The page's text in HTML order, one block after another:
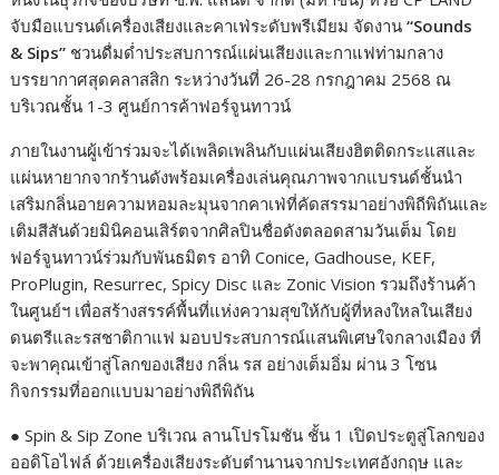
จับมือแบรนด์เครื่องเสียงและคาเฟ่ระดับพรีเมียม จัดงาน“Sounds
& Sips” ชวนดื่มด่ำประสบการณ์แผ่นเสียงและกาแฟท่ามกลาง
บรรยากาศสุดคลาสสิก ระหว่างวันที่ 26-28 กรกฎาคม 2568 ณ
บริเวณชั้น 1-3 ศูนย์การค้าฟอร์จูนทาวน์
ภายในงานผู้เข้าร่วมจะได้เพลิดเพลินกับแผ่นเสียงฮิตติดกระแสและ
แผ่นหายากจากร้านดังพร้อมเครื่องเล่นคุณภาพจากแบรนด์ชั้นนำ
เสริมกลิ่นอายความหอมละมุนจากคาเฟ่ที่คัดสรรมาอย่างพิถีพิถันและ
เติมสีสันด้วยมินิคอนเสิร์ตจากศิลปินชื่อดังตลอดสามวันเต็ม โดย
ฟอร์จูนทาวน์ร่วมกับพันธมิตร อาทิ Conice, Gadhouse, KEF,
ProPlugin, Resurrec, Spicy Disc และ Zonic Vision รวมถึงร้านค้า
ในศูนย์ฯ เพื่อสร้างสรรค์พื้นที่แห่งความสุขให้กับผู้ที่หลงใหลในเสียง
ดนตรีและรสชาติกาแฟ มอบประสบการณ์แสนพิเศษใจกลางเมือง ที่
จะพาคุณเข้าสู่โลกของเสียง กลิ่น รส อย่างเต็มอิ่ม ผ่าน 3 โซน
กิจกรรมที่ออกแบบมาอย่างพิถีพิถัน
● Spin & Sip Zone บริเวณ ลานโปรโมชัน ชั้น 1 เปิดประตูสู่โลกของ
ออดิโอไฟล์ ด้วยเครื่องเสียงระดับตำนานจากประเทศอังกฤษ และ